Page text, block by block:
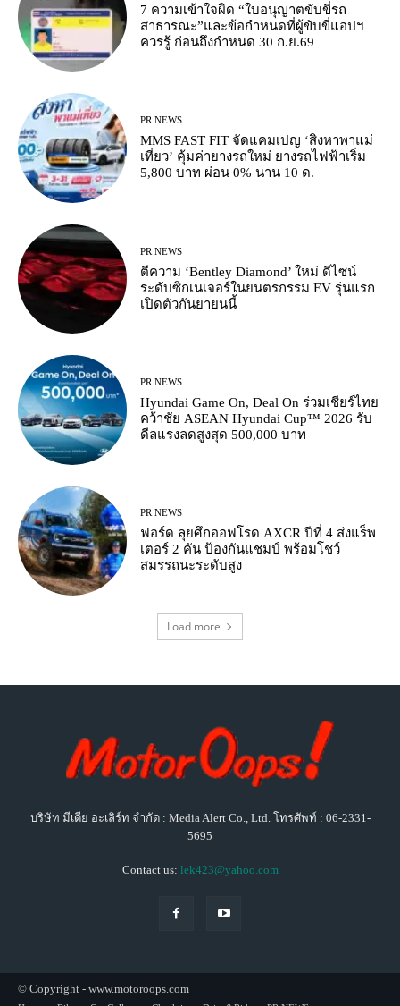
7 ความเข้าใจผิด “ใบอนุญาตขับขี่รถ
สาธารณะ”และข้อกำหนดที่ผู้ขับขี่แอปฯ
ควรรู้ ก่อนถึงกำหนด 30 ก.ย.69
PR NEWS
MMS FAST FIT จัดแคมเปญ ‘สิงหาพาแม่
เที่ยว’ คุ้มค่ายางรถใหม่ ยางรถไฟฟ้าเริ่ม
5,800 บาท ผ่อน 0% นาน 10 ด.
PR NEWS
ตีความ ‘Bentley Diamond’ ใหม่ ดีไซน์
ระดับซิกเนเจอร์ในยนตรกรรม EV รุ่นแรก
เปิดตัวกันยายนนี้
PR NEWS
Hyundai Game On, Deal On ร่วมเชียร์ไทย
คว้าชัย ASEAN Hyundai Cup™ 2026 รับ
ดีลแรงลดสูงสุด 500,000 บาท
PR NEWS
ฟอร์ด ลุยศึกออฟโรด AXCR ปีที่ 4 ส่งแร็พ
เตอร์ 2 คัน ป้องกันแชมป์ พร้อมโชว์
สมรรถนะระดับสูง
Load more
บริษัท มีเดีย อะเลิร์ท จำกัด : Media Alert Co., Ltd. โทรศัพท์ : 06-2331-
5695
Contact us: lek423@yahoo.com
© Copyright - www.motoroops.com